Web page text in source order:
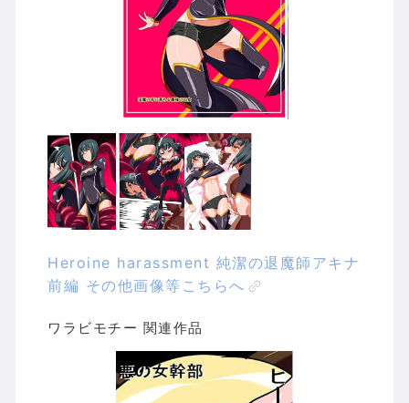
Heroine harassment 純潔の退魔師アキナ
前編 その他画像等こちらへ
ワラビモチー 関連作品